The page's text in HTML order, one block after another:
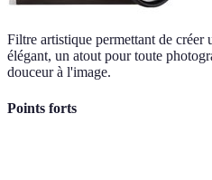
Filtre artistique permettant de créer
élégant, un atout pour toute
douceur à l'image.
Points forts